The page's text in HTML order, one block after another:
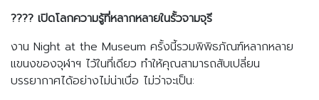
???? ️ เปิดโลกความรู้ที่หลากหลายในรั้วจามจุรี
งาน Night at the Museum ครั้งนี้รวมพิพิธภัณฑ์หลากหลาย
แขนงของจุฬาฯ ไว้ในที่เดียว ทำให้คุณสามารถสับเปลี่ยน
บรรยากาศได้อย่างไม่น่าเบื่อ ไม่ว่าจะเป็น: